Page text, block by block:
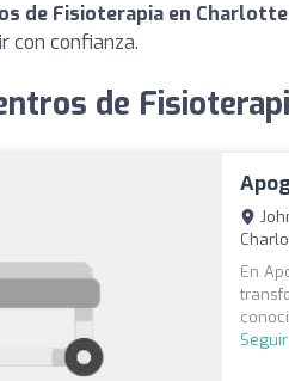
de Fisioterapia en
con confianza.
de
En